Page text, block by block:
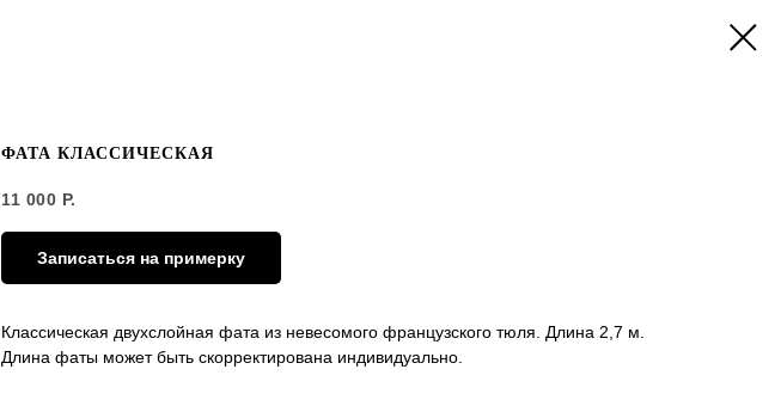
ФАТА КЛАССИЧЕСКАЯ
11 000 Р.
Записаться на примерку
Классическая двухслойная фата из невесомого французского тюля. Длина 2,7 м.
Длина фаты может быть скорректирована индивидуально.